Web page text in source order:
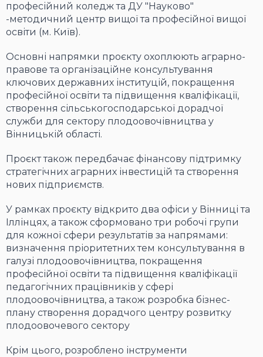
професійний коледж та ДУ "Науково"
-методичний центр вищої та професійної вищої
освіти (м. Київ).
Основні напрямки проєкту охоплюють аграрно-
правове та організаційне консультування
ключових державних інституцій, покращення
професійної освіти та підвищення кваліфікації,
створення сільськогосподарської дорадчої
служби для сектору плодоовочівництва у
Вінницькій області.
Проєкт також передбачає фінансову підтримку
стратегічних аграрних інвестицій та створення
нових підприємств.
У рамках проєкту відкрито два офіси у Вінниці та
Іллінцях, а також сформовано три робочі групи
для кожної сфери результатів за напрямами:
визначення пріоритетних тем консультування в
галузі плодоовочівництва, покращення
професійної освіти та підвищення кваліфікації
педагогічних працівників у сфері
плодоовочівництва, а також розробка бізнес-
плану створення дорадчого центру розвитку
плодоовочевого сектору
Крім цього, розроблено інструменти